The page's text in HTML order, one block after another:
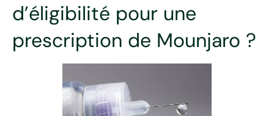
d’éligibilité pour une
prescription de Mounjaro ?